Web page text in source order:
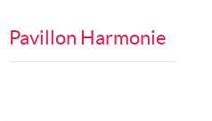
Suggestions
Pavillon Harmonie